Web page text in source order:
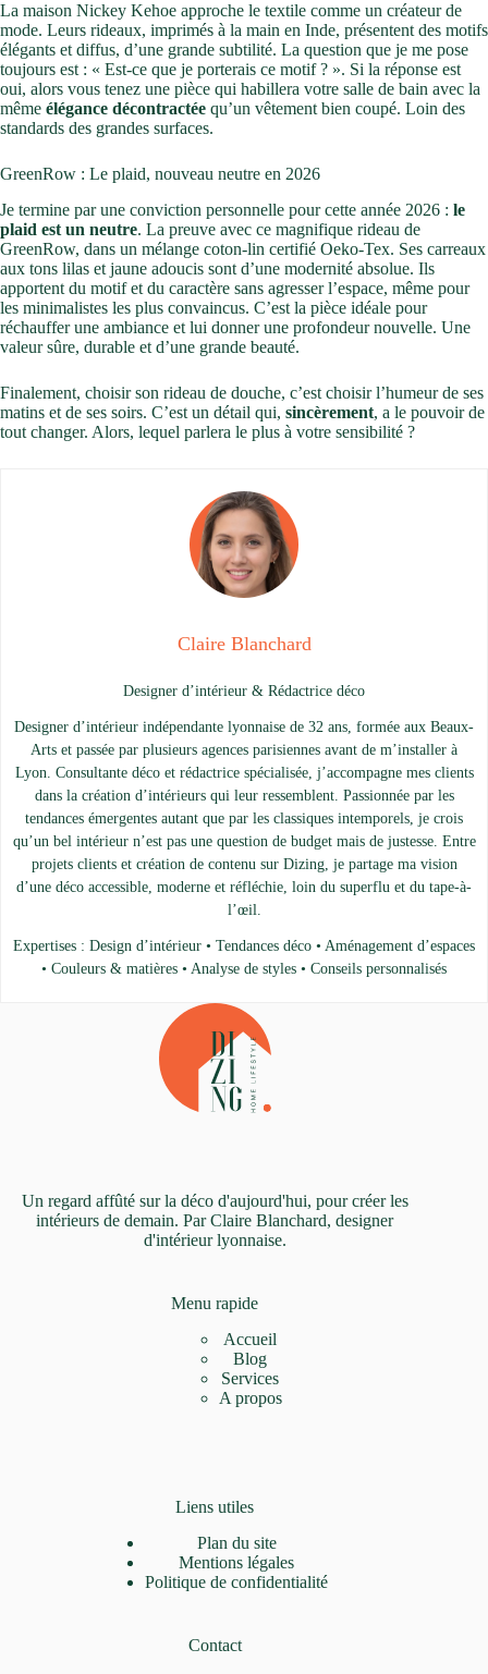
La maison Nickey Kehoe approche le textile comme un créateur de
mode. Leurs rideaux, imprimés à la main en Inde, présentent des motifs
élégants et diffus, d’une grande subtilité. La question que je me pose
toujours est : « Est-ce que je porterais ce motif ? ». Si la réponse est
oui, alors vous tenez une pièce qui habillera votre salle de bain avec la
même élégance décontractée qu’un vêtement bien coupé. Loin des
standards des grandes surfaces.
GreenRow : Le plaid, nouveau neutre en 2026
Je termine par une conviction personnelle pour cette année 2026 : le
plaid est un neutre. La preuve avec ce magnifique rideau de
GreenRow, dans un mélange coton-lin certifié Oeko-Tex. Ses carreaux
aux tons lilas et jaune adoucis sont d’une modernité absolue. Ils
apportent du motif et du caractère sans agresser l’espace, même pour
les minimalistes les plus convaincus. C’est la pièce idéale pour
réchauffer une ambiance et lui donner une profondeur nouvelle. Une
valeur sûre, durable et d’une grande beauté.
Finalement, choisir son rideau de douche, c’est choisir l’humeur de ses
matins et de ses soirs. C’est un détail qui, sincèrement, a le pouvoir de
tout changer. Alors, lequel parlera le plus à votre sensibilité ?
Claire Blanchard
Designer d’intérieur & Rédactrice déco
Designer d’intérieur indépendante lyonnaise de 32 ans, formée aux Beaux-
Arts et passée par plusieurs agences parisiennes avant de m’installer à
Lyon. Consultante déco et rédactrice spécialisée, j’accompagne mes clients
dans la création d’intérieurs qui leur ressemblent. Passionnée par les
tendances émergentes autant que par les classiques intemporels, je crois
qu’un bel intérieur n’est pas une question de budget mais de justesse. Entre
projets clients et création de contenu sur Dizing, je partage ma vision
d’une déco accessible, moderne et réfléchie, loin du superflu et du tape-à-
l’œil.
Expertises : Design d’intérieur • Tendances déco • Aménagement d’espaces
• Couleurs & matières • Analyse de styles • Conseils personnalisés
Un regard affûté sur la déco d'aujourd'hui, pour créer les
intérieurs de demain. Par Claire Blanchard, designer
d'intérieur lyonnaise.
Menu rapide
Accueil
Blog
Services
A propos
Liens utiles
Plan du site
Mentions légales
Politique de confidentialité
Contact